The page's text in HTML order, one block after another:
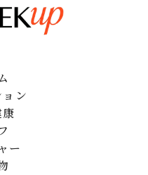
ン
ー